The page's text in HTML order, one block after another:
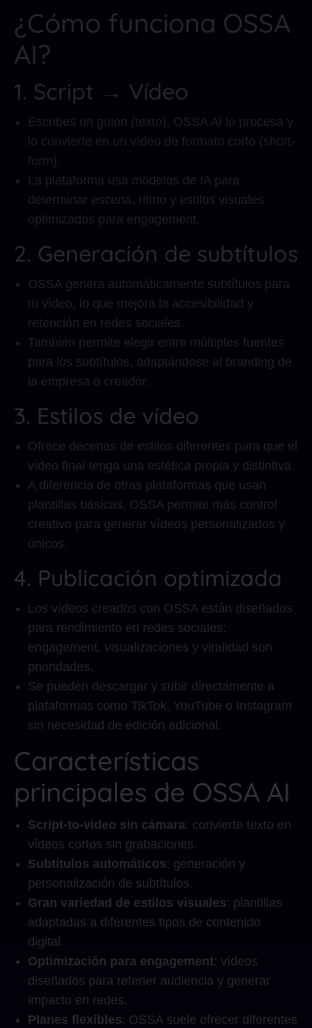
¿Cómo funciona OSSA
AI?
1. Script → Vídeo
Escribes un guion (texto), OSSA AI lo procesa y
lo convierte en un vídeo de formato corto (short-
form).
La plataforma usa modelos de IA para
determinar escena, ritmo y estilos visuales
optimizados para engagement.
2. Generación de subtítulos
OSSA genera automáticamente subtítulos para
tu vídeo, lo que mejora la accesibilidad y
retención en redes sociales.
También permite elegir entre múltiples fuentes
para los subtítulos, adaptándose al branding de
la empresa o creador.
3. Estilos de vídeo
Ofrece decenas de estilos diferentes para que el
vídeo final tenga una estética propia y distintiva.
A diferencia de otras plataformas que usan
plantillas básicas, OSSA permite más control
creativo para generar vídeos personalizados y
únicos.
4. Publicación optimizada
Los vídeos creados con OSSA están diseñados
para rendimiento en redes sociales:
engagement, visualizaciones y viralidad son
prioridades.
Se pueden descargar y subir directamente a
plataformas como TikTok, YouTube o Instagram
sin necesidad de edición adicional.
Características
principales de OSSA AI
Script-to-video sin cámara: convierte texto en
vídeos cortos sin grabaciones.
Subtítulos automáticos: generación y
personalización de subtítulos.
Gran variedad de estilos visuales: plantillas
adaptadas a diferentes tipos de contenido
digital.
Optimización para engagement: vídeos
diseñados para retener audiencia y generar
impacto en redes.
Planes flexibles: OSSA suele ofrecer diferentes